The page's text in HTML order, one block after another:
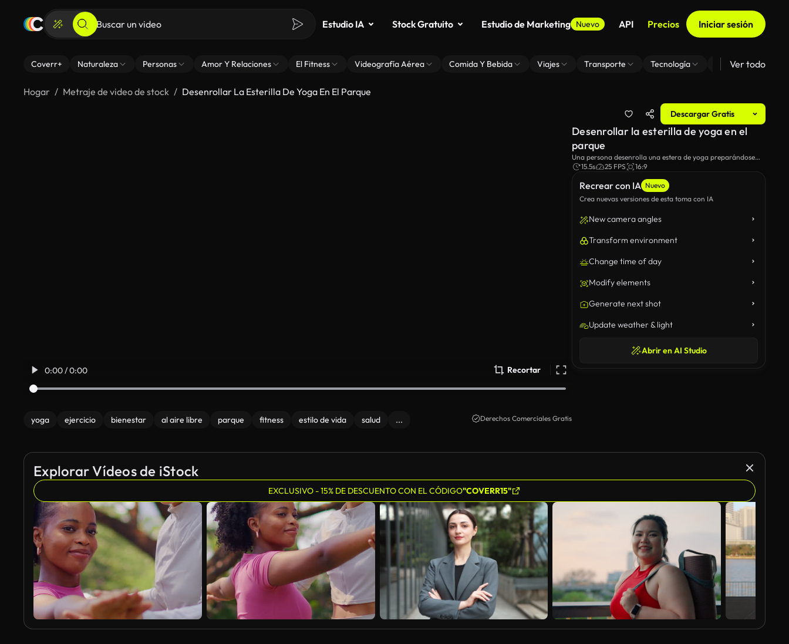
Estudio IA Stock Gratuito Estudio de Marketing Nuevo API Precios Iniciar sesión
Coverr+ Naturaleza Personas Amor Y Relaciones El Fitness Videografía Aérea Comida Y Bebida Viajes Transporte Tecnología Zoom De Fondo
Ver todo
Hogar Metraje de video de stock Desenrollar La Esterilla De Yoga En El Parque
Descargar Gratis
0:00 / 0:00 Recortar
yoga ejercicio bienestar al aire libre parque fitness estilo de vida salud ... Derechos Comerciales Gratis
Recrear con IA Nuevo
Crea nuevas versiones de esta toma con IA
New camera angles
Transform environment
Change time of day
Modify elements
Generate next shot
Update weather & light
Abrir en AI Studio
Desenrollar la esterilla de yoga en el
parque
Una persona desenrolla una estera de yoga preparándose
para una sesión de entrenamiento en el tranquilo entorno del
15.5s 25 FPS 16:9
Explorar Vídeos de iStock
EXCLUSIVO - 15% DE DESCUENTO CON EL CÓDIGO"COVERR15"